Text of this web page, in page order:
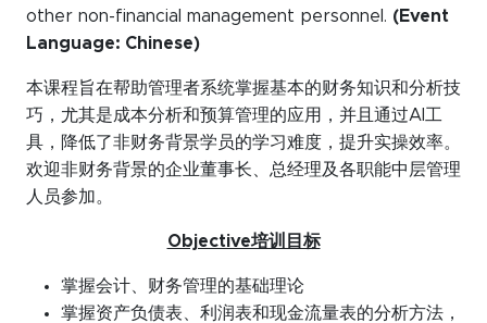
other non-financial management personnel. (Event
Language: Chinese)
本课程旨在帮助管理者系统掌握基本的财务知识和分析技
巧，尤其是成本分析和预算管理的应用，并且通过AI工
具，降低了非财务背景学员的学习难度，提升实操效率。
欢迎非财务背景的企业董事长、总经理及各职能中层管理
人员参加。
Objective培训目标
掌握会计、财务管理的基础理论
掌握资产负债表、利润表和现金流量表的分析方法，